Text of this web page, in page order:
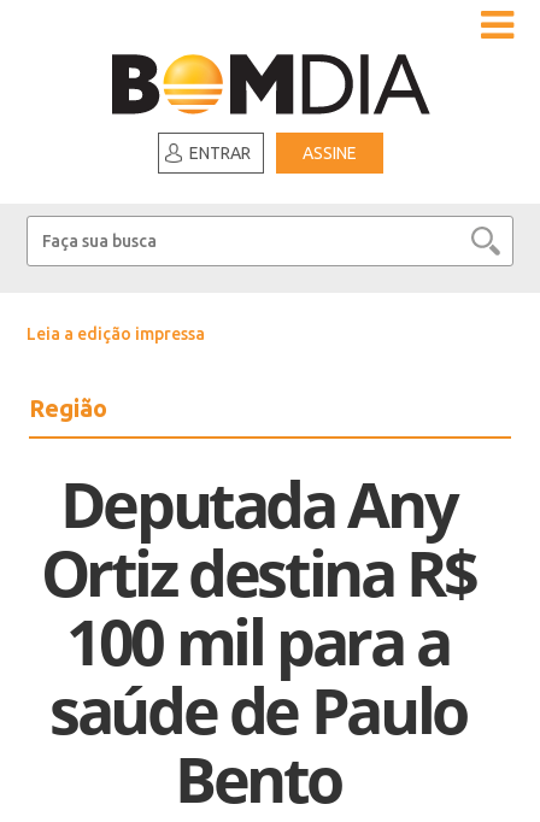
ENTRAR ASSINE
Leia a edição impressa
Região
Deputada Any
Ortiz destina R$
100 mil para a
saúde de Paulo
Bento